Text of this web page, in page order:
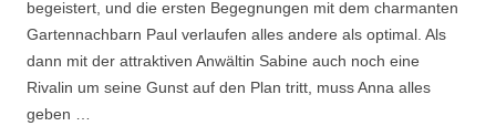
begeistert, und die ersten Begegnungen mit dem charmanten
Gartennachbarn Paul verlaufen alles andere als optimal. Als
dann mit der attraktiven Anwältin Sabine auch noch eine
Rivalin um seine Gunst auf den Plan tritt, muss Anna alles
geben …